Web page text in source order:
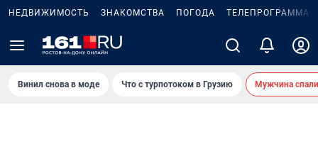
НЕДВИЖИМОСТЬ ЗНАКОМСТВА ПОГОДА ТЕЛЕПРОГРАММА
Винил снова в моде Что с турпотоком в Грузию Мужчина